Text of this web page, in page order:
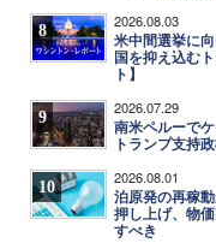
8 2026.08.03
米中間選挙に
国を抑え込む
ト】
9 2026.07.29
南米ペルーで
トランプ支持
10 2026.08.01
泊原発の再稼
押し上げ、物
すべき